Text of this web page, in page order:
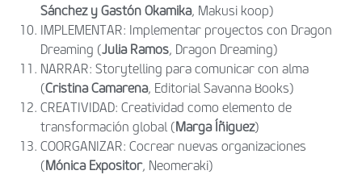
Sánchez y Gastón Okamika, Makusi koop)
IMPLEMENTAR: Implementar proyectos con Dragon
Dreaming (Julia Ramos, Dragon Dreaming)
NARRAR: Storytelling para comunicar con alma
(Cristina Camarena, Editorial Savanna Books)
CREATIVIDAD: Creatividad como elemento de
transformación global (Marga Íñiguez)
COORGANIZAR: Cocrear nuevas organizaciones
(Mónica Expositor, Neomeraki)